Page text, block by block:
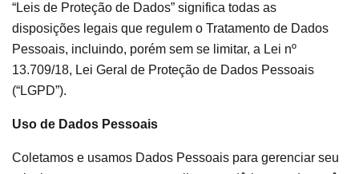
“Leis de Proteção de Dados” significa todas as
disposições legais que regulem o Tratamento de Dados
Pessoais, incluindo, porém sem se limitar, a Lei nº
13.709/18, Lei Geral de Proteção de Dados Pessoais
(“LGPD”).
Uso de Dados Pessoais
Coletamos e usamos Dados Pessoais para gerenciar seu